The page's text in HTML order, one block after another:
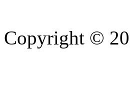
Copyright ©